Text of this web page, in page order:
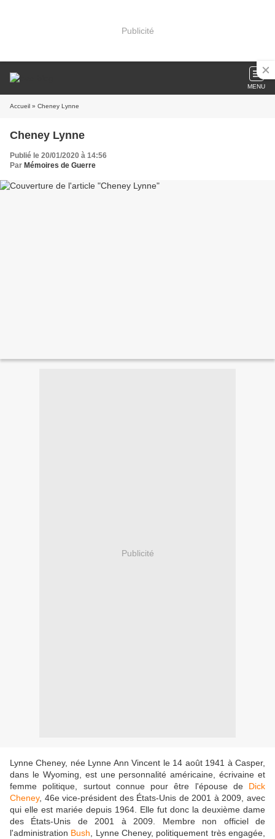
Publicité
MENU
Accueil » Cheney Lynne
Cheney Lynne
Publié le 20/01/2020 à 14:56
Par Mémoires de Guerre
Publicité
Lynne Cheney, née Lynne Ann Vincent le 14 août 1941 à Casper,
dans le Wyoming, est une personnalité américaine, écrivaine et
femme politique, surtout connue pour être l'épouse de Dick
Cheney, 46e vice-président des États-Unis de 2001 à 2009, avec
qui elle est mariée depuis 1964. Elle fut donc la deuxième dame
des États-Unis de 2001 à 2009. Membre non officiel de
l'administration Bush , Lynne Cheney, politiquement très engagée,